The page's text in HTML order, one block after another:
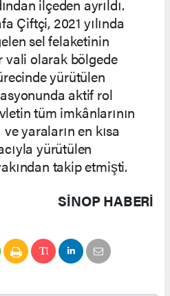
ilçeden ayrıldı.
Çiftçi, 2021 yılında
sel felaketinin
vali olarak bölgede
yürütülen
aktif rol
tüm imkânlarının
yaraların en kısa
yürütülen
takip etmişti.
SINOP HABERİ